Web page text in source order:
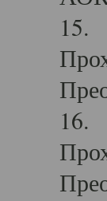
15.
16.